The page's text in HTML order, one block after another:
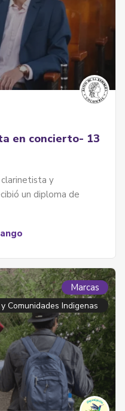
en concierto- 13
y
un diploma de
Marcas
Comunidades Indigenas